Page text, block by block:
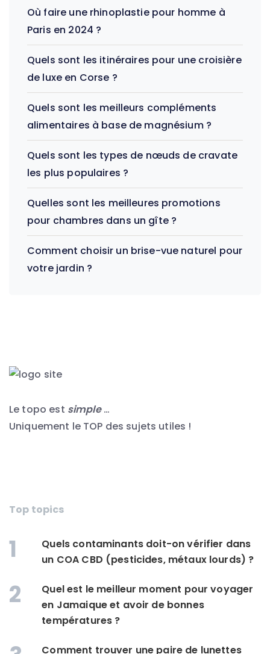
Où faire une rhinoplastie pour homme à
Paris en 2024 ?
Quels sont les itinéraires pour une croisière
de luxe en Corse ?
Quels sont les meilleurs compléments
alimentaires à base de magnésium ?
Quels sont les types de nœuds de cravate
les plus populaires ?
Quelles sont les meilleures promotions
pour chambres dans un gîte ?
Comment choisir un brise-vue naturel pour
votre jardin ?
Le topo est simple…
Uniquement le TOP des sujets utiles !
Top topics
1
Quels contaminants doit-on vérifier dans
un COA CBD (pesticides, métaux lourds) ?
2
Quel est le meilleur moment pour voyager
en Jamaique et avoir de bonnes
températures ?
Comment trouver une paire de lunettes